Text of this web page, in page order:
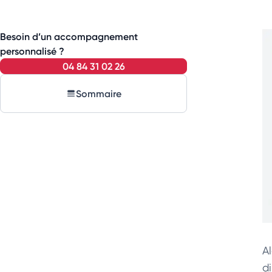
Besoin d’un accompagnement
personnalisé ?
04 84 31 02 26
Sommaire